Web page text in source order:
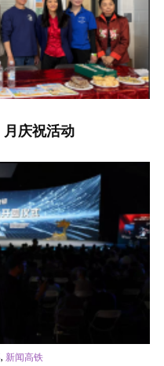
庆祝活动
, 新闻高铁